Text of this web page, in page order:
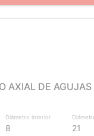
AXIAL DE AGUJAS
Diámetro interior
8 21